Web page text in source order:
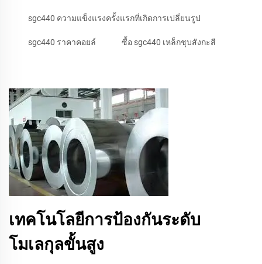
sgc440 ความแข็งแรงครั้งแรกที่เกิดการเปลี่ยนรูป
sgc440 ราคาคอยล์ ซื้อ sgc440 เหล็กชุบสังกะสี
เทคโนโลยีการป้องกันระดับ
โมเลกุลขั้นสูง